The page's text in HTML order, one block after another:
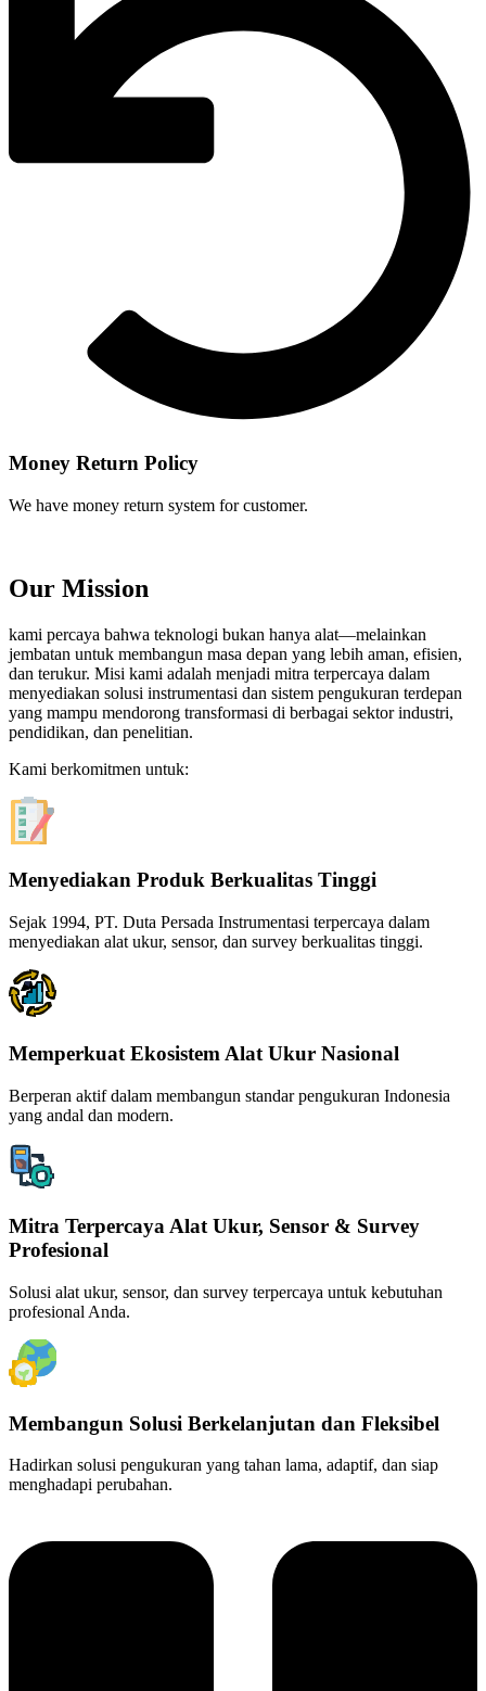
Money Return Policy
We have money return system for customer.
Our Mission
kami percaya bahwa teknologi bukan hanya alat—melainkan
jembatan untuk membangun masa depan yang lebih aman, efisien,
dan terukur. Misi kami adalah menjadi mitra terpercaya dalam
menyediakan solusi instrumentasi dan sistem pengukuran terdepan
yang mampu mendorong transformasi di berbagai sektor industri,
pendidikan, dan penelitian.
Kami berkomitmen untuk:
Menyediakan Produk Berkualitas Tinggi
Sejak 1994, PT. Duta Persada Instrumentasi terpercaya dalam
menyediakan alat ukur, sensor, dan survey berkualitas tinggi.
Memperkuat Ekosistem Alat Ukur Nasional
Berperan aktif dalam membangun standar pengukuran Indonesia
yang andal dan modern.
Mitra Terpercaya Alat Ukur, Sensor & Survey
Profesional
Solusi alat ukur, sensor, dan survey terpercaya untuk kebutuhan
profesional Anda.
Membangun Solusi Berkelanjutan dan Fleksibel
Hadirkan solusi pengukuran yang tahan lama, adaptif, dan siap
menghadapi perubahan.